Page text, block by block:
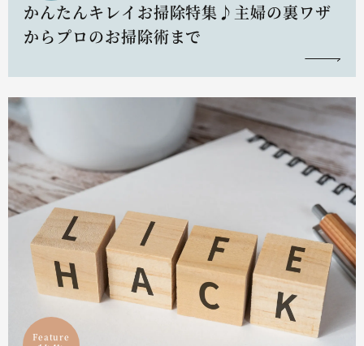
かんたんキレイお掃除特集♪主婦の裏ワザ
からプロのお掃除術まで
Feature